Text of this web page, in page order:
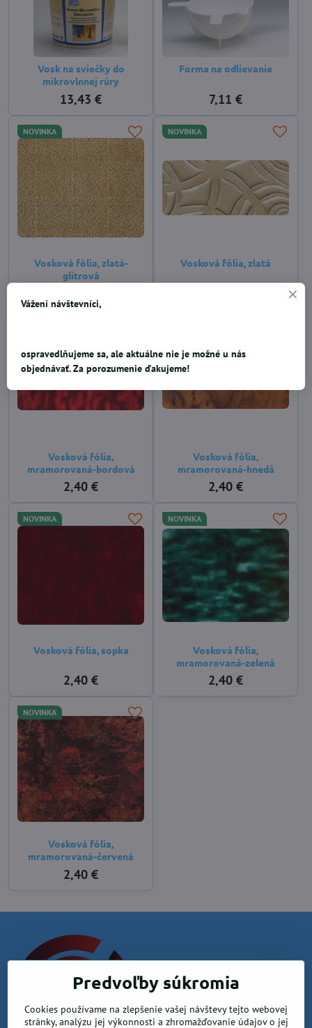
Vosk na sviečky do
mikrovlnnej rúry
13,43 €
Forma na odlievanie
7,11 €
NOVINKA
Vosková fólia, zlatá-
glitrová
NOVINKA
Vosková fólia, zlatá
Vosková fólia,
mramorovaná-bordová
2,40 €
Vosková fólia,
mramorovaná-hnedá
2,40 €
NOVINKA
Vosková fólia, sopka
2,40 €
NOVINKA
Vosková fólia,
mramorovaná-zelená
2,40 €
NOVINKA
Vosková fólia,
mramorovaná-červená
2,40 €
Predvoľby súkromia
Cookies používame na zlepšenie vašej návštevy tejto webovej
stránky, analýzu jej výkonnosti a zhromažďovanie údajov o jej
Vážení návštevníci,
ospravedlňujeme sa, ale aktuálne nie je možné u nás
objednávať. Za porozumenie ďakujeme!